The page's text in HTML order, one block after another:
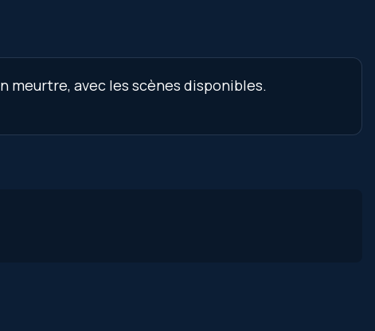
meurtre, avec les scènes disponibles.